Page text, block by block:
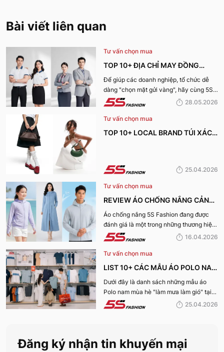
Bài viết liên quan
Tư vấn chọn mua
TOP 10+ ĐỊA CHỈ MAY ĐỒNG
PHỤC CÔNG TY ĐẸP, UY TÍN
NHẤT HIỆN NAY
Để giúp các doanh nghiệp, tổ chức dễ
dàng "chọn mặt gửi vàng", hãy cùng 5S
Fashion tìm hiểu những địa chỉ may đồng
được nhiều đánh giá tích cực nhất hiện
nay.
28.05.2026
Tư vấn chọn mua
TOP 10+ LOCAL BRAND TÚI XÁCH
25.04.2026
Tư vấn chọn mua
REVIEW ÁO CHỐNG NẮNG CẢN
TIA UV, CHỐNG NẮNG TỐT NHẤT
CỦA 5S FASHION 2026
Áo chống nắng 5S Fashion đang được
đánh giá là một trong những thương hiệu
áo đáng mua hàng đầu hiện nay. Vậy
giá tích cực đến vậy? Cùng đi hết bài
viết nhé!
16.04.2026
Tư vấn chọn mua
LIST 10+ CÁC MẪU ÁO POLO NAM
MÙA HÈ BÁN CHẠY NHẤT CỦA 5S
FASHION 2026
Dưới đây là danh sách những mẫu áo
Polo nam mùa hè "làm mưa làm gió" tại
hệ thống 5S Fashion mà bất kỳ quý ông
25.04.2026
Đăng ký nhận tin khuyến mại